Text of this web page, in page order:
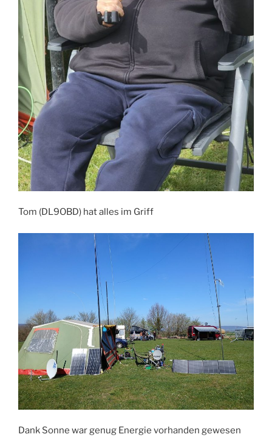
Tom (DL9OBD) hat alles im Griff
Dank Sonne war genug Energie vorhanden gewesen